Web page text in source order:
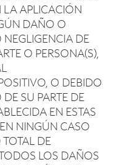
LA APLICACIÓN
DAÑO O
NEGLIGENCIA DE
O PERSONA(S),
O DEBIDO
SU PARTE DE
EN ESTAS
NINGÚN CASO
DE
LOS DAÑOS